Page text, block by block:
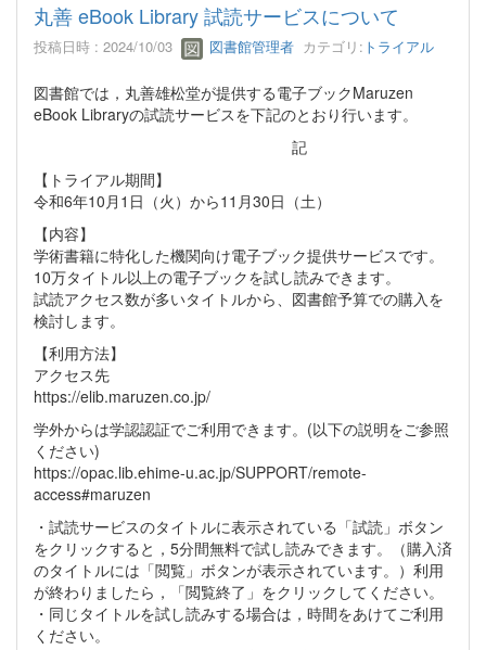
丸善 eBook Library 試読サービスについて
投稿日時 : 2024/10/03 図書館管理者 カテゴリ: トライアル
図書館では，丸善雄松堂が提供する電子ブックMaruzen
eBook Libraryの試読サービスを下記のとおり行います。
記
【トライアル期間】
令和6年10月1日（火）から11月30日（土）
【内容】
学術書籍に特化した機関向け電子ブック提供サービスです。
10万タイトル以上の電子ブックを試し読みできます。
試読アクセス数が多いタイトルから、図書館予算での購入を
検討します。
【利用方法】
アクセス先
https://elib.maruzen.co.jp/
学外からは学認認証でご利用できます。(以下の説明をご参照
ください)
https://opac.lib.ehime-u.ac.jp/SUPPORT/remote-
access#maruzen
・試読サービスのタイトルに表示されている「試読」ボタン
をクリックすると，5分間無料で試し読みできます。（購入済
のタイトルには「閲覧」ボタンが表示されています。）利用
が終わりましたら，「閲覧終了」をクリックしてください。
・同じタイトルを試し読みする場合は，時間をあけてご利用
ください。